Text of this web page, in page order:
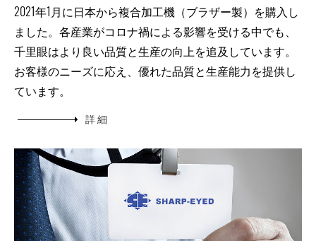
2021年1月に日本から複合加工機（ブラザー製）を購入し
ました。各産業がコロナ禍による影響を受ける中でも、
千里眼はより良い品質と生産の向上を追及しています。
お客様のニーズに応え、優れた品質と生産能力を提供し
ています。
詳 細